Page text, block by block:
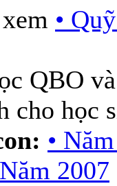
•
QBO
cho học
•
2007